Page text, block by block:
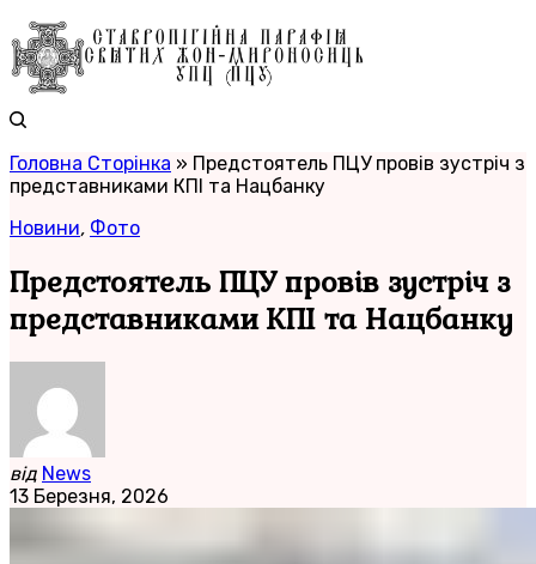
Головна Сторінка » Предстоятель ПЦУ провів зустріч з
представниками КПІ та Нацбанку
Новини, Фото
Предстоятель ПЦУ провів зустріч з
представниками КПІ та Нацбанку
від News
13 Березня, 2026